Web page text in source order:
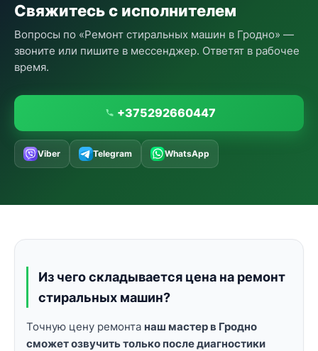
Свяжитесь с исполнителем
Вопросы по «Ремонт стиральных машин в Гродно» —
звоните или пишите в мессенджер. Ответят в рабочее
время.
+375292660447
Viber Telegram WhatsApp
Из чего складывается цена на ремонт
стиральных машин?
Точную цену ремонта наш мастер в Гродно
сможет озвучить только после диагностики